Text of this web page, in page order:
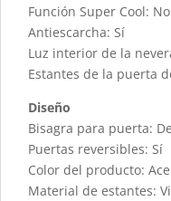
Función Super Cool: No
Antiescarcha: Sí
Luz interior de la
Estantes de la puerta
Diseño
Bisagra para puerta:
Puertas reversibles: Sí
Color del producto:
Material de estantes: